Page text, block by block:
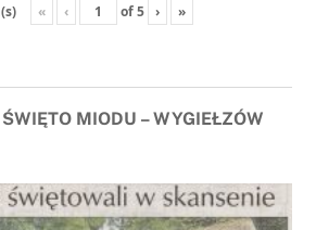
« ‹ of5 › »
MIODU – WYGIEŁZÓW